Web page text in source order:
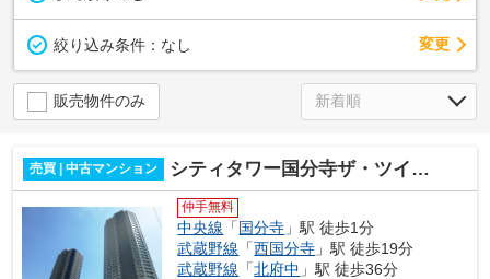
絞り込み条件： なし 変更
販売物件のみ
売買 | 中古マンション シティタワー国分寺ザ・ツインウエスト
仲手無料
中央線 「国分寺 」駅 徒歩1分
武蔵野線 「西国分寺 」駅 徒歩19分
武蔵野線 「北府中 」駅 徒歩36分